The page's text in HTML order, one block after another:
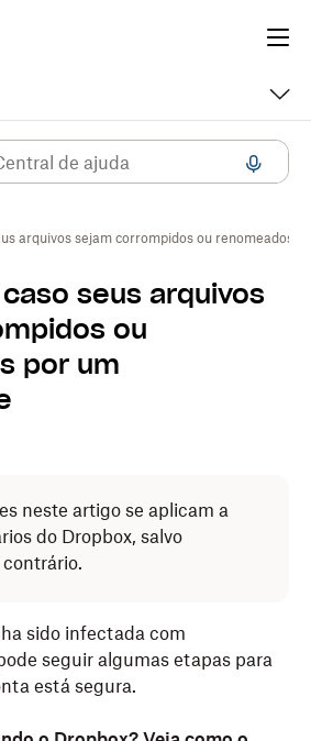
arquivos sejam corrompidos ou renomeados
seus arquivos
ou
por um
neste artigo se aplicam a
do Dropbox, salvo
sido infectada com
seguir algumas etapas para
está segura.